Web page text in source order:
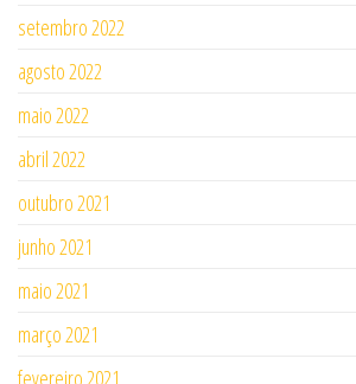
setembro 2022
agosto 2022
maio 2022
abril 2022
outubro 2021
junho 2021
maio 2021
março 2021